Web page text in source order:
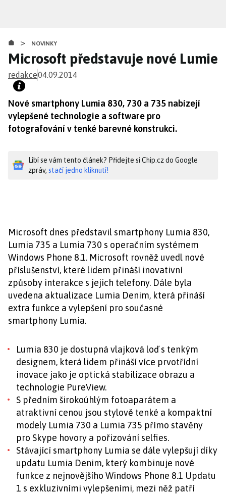
obsahu
> NOVINKY
Microsoft představuje nové Lumie
redakce04.09.2014
Nové smartphony Lumia 830, 730 a 735 nabízejí
vylepšené technologie a software pro
fotografování v tenké barevné konstrukci.
Líbí se vám tento článek? Přidejte si Chip.cz do Google
zpráv, stačí jedno kliknutí!
Microsoft dnes představil smartphony Lumia 830,
Lumia 735 a Lumia 730 s operačním systémem
Windows Phone 8.1. Microsoft rovněž uvedl nové
příslušenství, které lidem přináší inovativní
způsoby interakce s jejich telefony. Dále byla
uvedena aktualizace Lumia Denim, která přináší
extra funkce a vylepšení pro současné
smartphony Lumia.
Lumia 830 je dostupná vlajková loď s tenkým
designem, která lidem přináší více prvotřídní
inovace jako je optická stabilizace obrazu a
technologie PureView.
S předním širokoúhlým fotoaparátem a
atraktivní cenou jsou stylově tenké a kompaktní
modely Lumia 730 a Lumia 735 přímo stavěny
pro Skype hovory a pořizování selfies.
Stávající smartphony Lumia se dále vylepšují díky
updatu Lumia Denim, který kombinuje nové
funkce z nejnovějšího Windows Phone 8.1 Updatu
1 s exkluzivními vylepšeními, mezi něž patří